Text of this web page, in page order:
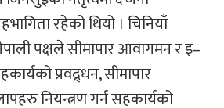
रहेको थियो । चिनियाँ
पक्षले सीमापार आवागमन र इ–
प्रवद्र्धन, सीमापार
नियन्त्रण गर्न सहकार्यको